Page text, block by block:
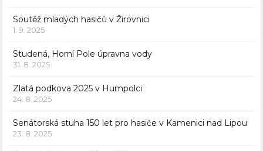
Soutěž mladých hasičů v Žirovnici
1. 9. 2025
Studená, Horní Pole úpravna vody
31. 8. 2025
Zlatá podkova 2025 v Humpolci
24. 8. 2025
Senátorská stuha 150 let pro hasiče v Kamenici nad Lipou
23. 8. 2025